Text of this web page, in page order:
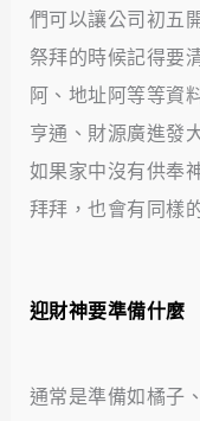
們可以讓公司初五
祭拜的時候記得要
阿、地址阿等等資
亨通、財源廣進發
如果家中沒有供奉
拜拜，也會有同樣
迎財神要準備什麼
通常是準備如橘子